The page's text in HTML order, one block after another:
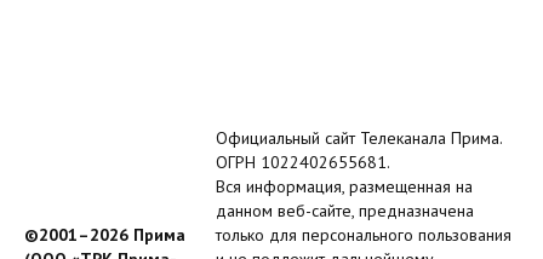
©2001–2026 Прима
Официальный сайт Телеканала Прима.
ОГРН 1022402655681.
Вся информация, размещенная на
данном веб-сайте, предназначена
только для персонального пользования